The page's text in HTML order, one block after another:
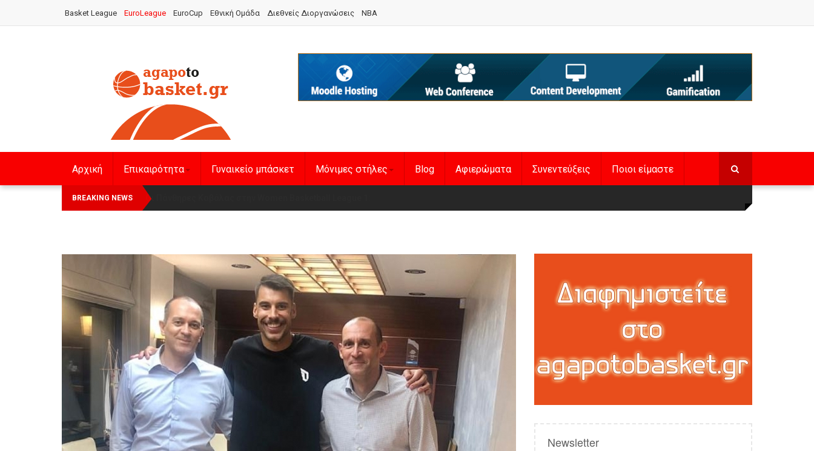
Basket League EuroLeague EuroCup Εθνική Ομάδα Διεθνείς Διοργανώσεις NBA
Αρχική Επικαιρότητα Γυναικείο μπάσκετ Μόνιμες στήλες Blog Αφιερώματα Συνεντεύξεις Ποιοι είμαστε
BREAKING NEWS Οι Πάνθηρες Καβάλας στην Women Basketball League 1
Newsletter